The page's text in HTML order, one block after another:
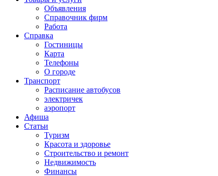
Объявления
Справочник фирм
Работа
Справка
Гостиницы
Карта
Телефоны
О городе
Транспорт
Расписание автобусов
электричек
аэропорт
Афиша
Статьи
Туризм
Красота и здоровье
Строительство и ремонт
Недвижимость
Финансы